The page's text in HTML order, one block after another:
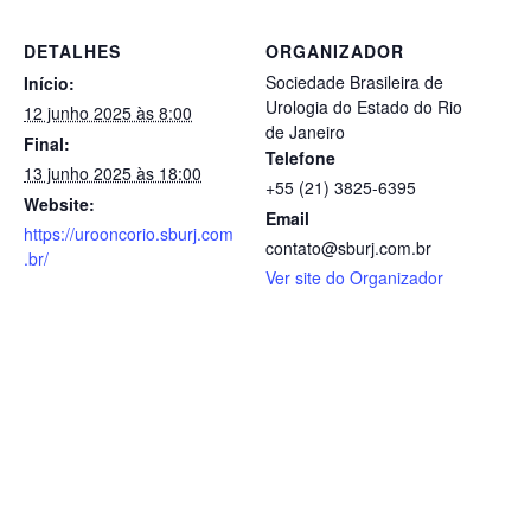
DETALHES
Início:
12 junho 2025 às 8:00
Final:
13 junho 2025 às 18:00
Website:
https://urooncorio.sburj.com
.br/
ORGANIZADOR
Sociedade Brasileira de
Urologia do Estado do Rio
de Janeiro
Telefone
+55 (21) 3825-6395
Email
contato@sburj.com.br
Ver site do Organizador